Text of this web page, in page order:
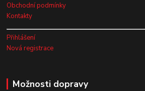
Obchodní podmínky
Kontakty
Přihlášení
Nová registrace
Možnosti dopravy